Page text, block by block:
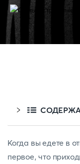
Когда вы едете в
первое, что